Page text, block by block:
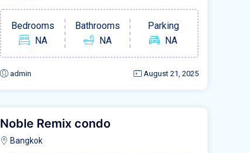
Bedrooms
NA
Bathrooms
NA
Parking
NA
admin August 21, 2025
Noble Remix condo
Bangkok